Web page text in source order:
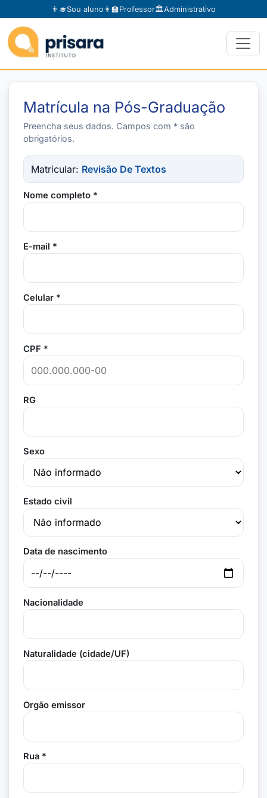
👨‍🎓Sou aluno 👩‍🏫Professor🏛️Administrativo
Matrícula na Pós-Graduação
Preencha seus dados. Campos com * são
obrigatórios.
Matricular: Revisão De Textos
Nome completo *
E-mail *
Celular *
CPF *
RG
Sexo
Estado civil
Data de nascimento
Nacionalidade
Naturalidade (cidade/UF)
Orgão emissor
Rua *